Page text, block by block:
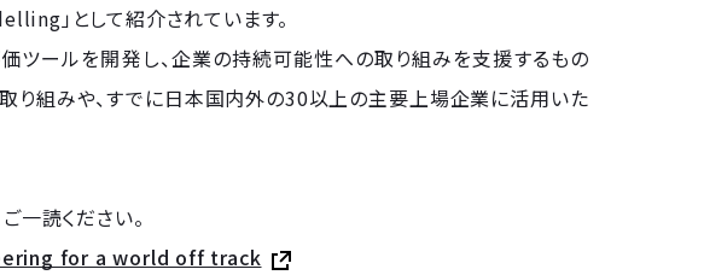
」として紹介されています。
価ツールを開発し、企業の持続可能性への取り組みを支援するもの
り組みや、すでに日本国内外の30以上の主要上場企業に活用いた
一読ください。
for a world off track